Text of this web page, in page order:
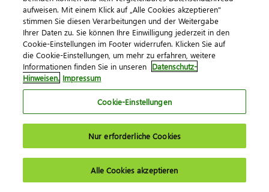
DATEV Meine Steuern
DATEV SmartTransfer
MyDATEV
Dialog & Medien
DATEV magazin
DATEV-Community
DATEV-Newsletter
aufweisen. Mit einem Klick auf „Alle Cookies akzeptieren"
stimmen Sie diesen Verarbeitungen und der Weitergabe
Ihrer Daten zu. Sie können Ihre Einwilligung jederzeit in den
Cookie-Einstellungen im Footer widerrufen. Klicken Sie auf
die Cookie-Einstellungen, um mehr zu erfahren, weitere
Informationen finden Sie in unseren Datenschutz-
Hinweisen. Impressum
Cookie-Einstellungen
Nur erforderliche Cookies
Alle Cookies akzeptieren